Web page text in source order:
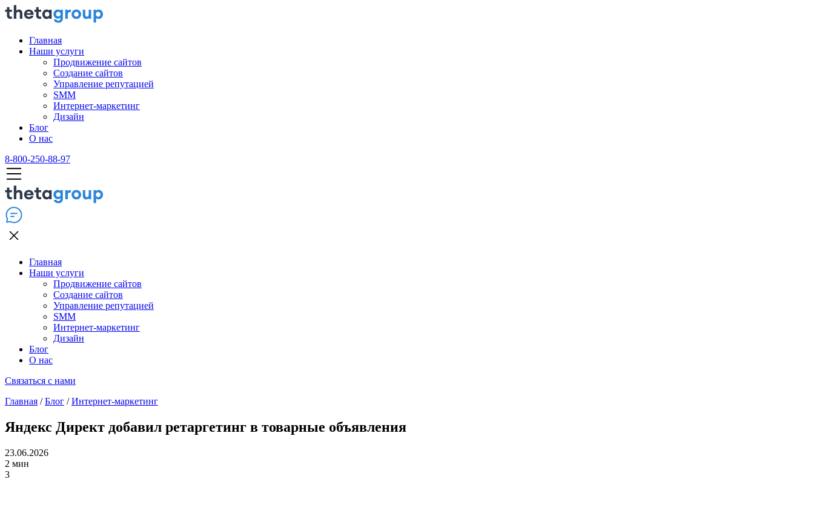
Главная
Наши услуги
Продвижение сайтов
Создание сайтов
Управление репутацией
SMM
Интернет-маркетинг
Дизайн
Блог
О нас
8-800-250-88-97
Главная
Наши услуги
Продвижение сайтов
Создание сайтов
Управление репутацией
SMM
Интернет-маркетинг
Дизайн
Блог
О нас
Связаться с нами
Главная /Блог /Интернет-маркетинг
Яндекс Директ добавил ретаргетинг в товарные объявления
23.06.2026
2 мин
3